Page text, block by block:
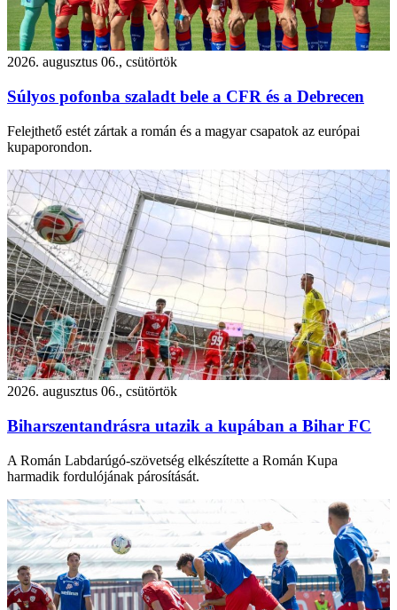
2026. augusztus 06., csütörtök
Súlyos pofonba szaladt bele a CFR és a Debrecen
Felejthető estét zártak a román és a magyar csapatok az európai
kupaporondon.
2026. augusztus 06., csütörtök
Biharszentandrásra utazik a kupában a Bihar FC
A Román Labdarúgó-szövetség elkészítette a Román Kupa
harmadik fordulójának párosítását.